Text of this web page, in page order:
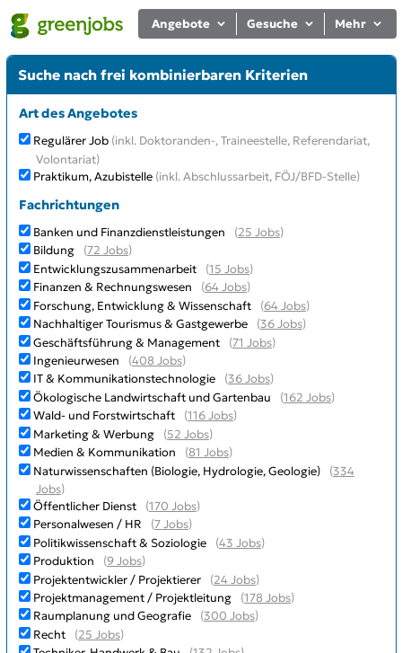
Angebote Gesuche Mehr
Suche nach frei kombinierbaren Kriterien
Art des Angebotes
Regulärer Job (inkl. Doktoranden-, Traineestelle, Referendariat,
Volontariat)
Praktikum, Azubistelle (inkl. Abschlussarbeit, FÖJ/BFD-Stelle)
Fachrichtungen
Banken und Finanzdienstleistungen (25 Jobs)
Bildung
(72 Jobs)
Entwicklungszusammenarbeit
(15 Jobs)
Finanzen & Rechnungswesen
(64 Jobs)
Forschung, Entwicklung & Wissenschaft
(64 Jobs)
Nachhaltiger Tourismus & Gastgewerbe
(36 Jobs)
Geschäftsführung & Management
(71 Jobs)
Ingenieurwesen
(408 Jobs)
IT & Kommunikationstechnologie
(36 Jobs)
Ökologische Landwirtschaft und Gartenbau
(162 Jobs)
Wald- und Forstwirtschaft
(116 Jobs)
Marketing & Werbung
(52 Jobs)
Medien & Kommunikation
(81 Jobs)
Naturwissenschaften (Biologie, Hydrologie, Geologie)
(334
Jobs)
Öffentlicher Dienst
(170 Jobs)
Personalwesen / HR
(7 Jobs)
Politikwissenschaft & Soziologie
(43 Jobs)
Produktion
(9 Jobs)
Projektentwickler / Projektierer
(24 Jobs)
Projektmanagement / Projektleitung
(178 Jobs)
Raumplanung und Geografie
(300 Jobs)
Recht
(25 Jobs)